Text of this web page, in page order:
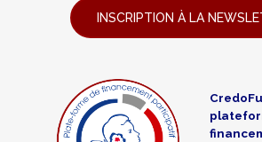
INSCRIPTION À LA